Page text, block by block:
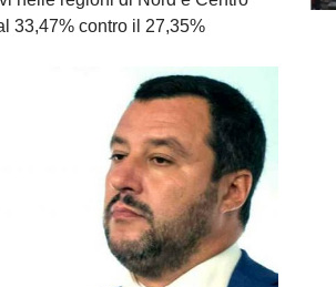
33,47% contro il 27,35%